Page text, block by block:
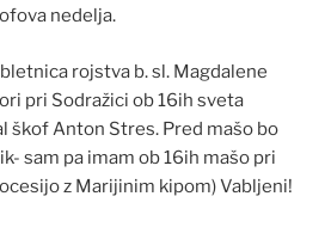
nedelja.
rojstva b. sl. Magdalene
pri Sodražici ob 16ih sveta
škof Anton Stres. Pred mašo bo
sam pa imam ob 16ih mašo pri
z Marijinim kipom) Vabljeni!